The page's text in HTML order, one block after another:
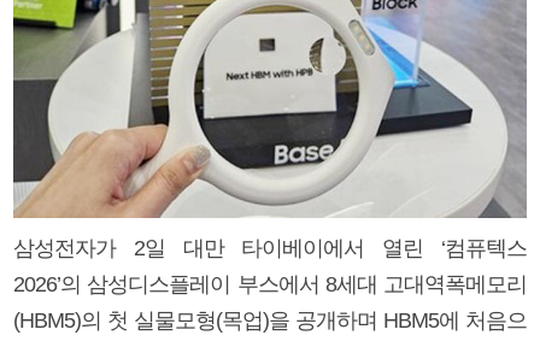
삼성전자가 2일 대만 타이베이에서 열린 ‘컴퓨텍스
2026’의 삼성디스플레이 부스에서 8세대 고대역폭메모리
(HBM5)의 첫 실물모형(목업)을 공개하며 HBM5에 처음으